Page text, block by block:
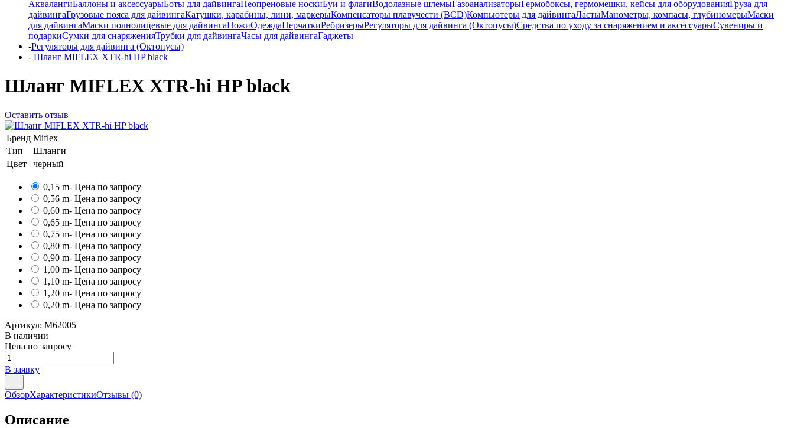
АквалангиБаллоны и аксессуарыБоты для дайвингаНеопреновые носкиБуи и флагиВодолазные шлемыГазоанализаторыГермобоксы, гермомешки, кейсы для оборудованияГруза для
дайвингаГрузовые пояса для дайвингаКатушки, карабины, лини, маркерыКомпенсаторы плавучести (BCD)Компьютеры для дайвингаЛастыМанометры, компасы, глубиномерыМаски
для дайвингаМаски полнолицевые для дайвингаНожиОдеждаПерчаткиРебризерыРегуляторы для дайвинга (Октопусы)Средства по уходу за снаряжением и аксессуарыСувениры и
подаркиСумки для снаряженияТрубки для дайвингаЧасы для дайвингаГаджеты
-Регуляторы для дайвинга (Октопусы)
- Шланг MIFLEX XTR-hi HP black
Шланг MIFLEX XTR-hi HP black
Оставить отзыв
Бренд Miflex
Тип
Шланги
Цвет
черный
0,15 m- Цена по запросу
0,56 m- Цена по запросу
0,60 m- Цена по запросу
0,65 m- Цена по запросу
0,75 m- Цена по запросу
0,80 m- Цена по запросу
0,90 m- Цена по запросу
1,00 m- Цена по запросу
1,10 m- Цена по запросу
1,20 m- Цена по запросу
0,20 m- Цена по запросу
Артикул: M62005
В наличии
Цена по запросу
В заявку
ОбзорХарактеристикиОтзывы (0)
Описание